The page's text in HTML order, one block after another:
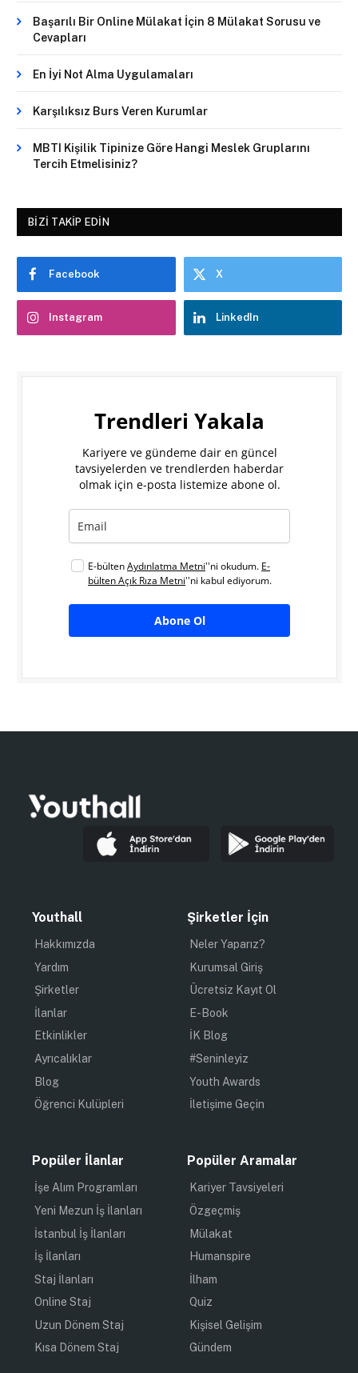
Başarılı Bir Online Mülakat İçin 8 Mülakat Sorusu ve
Cevapları
En İyi Not Alma Uygulamaları
Karşılıksız Burs Veren Kurumlar
MBTI Kişilik Tipinize Göre Hangi Meslek Gruplarını
Tercih Etmelisiniz?
BIZI TAKIP EDIN
Facebook X
Instagram LinkedIn
Trendleri Yakala
Kariyere ve gündeme dair en güncel
tavsiyelerden ve trendlerden haberdar
olmak için e-posta listemize abone ol.
E-bültenAydınlatma Metni''ni okudum. E-
bülten Açık Rıza Metni''ni kabul ediyorum.
Abone Ol
Youthall
Hakkımızda
Yardım
Şirketler
İlanlar
Etkinlikler
Ayrıcalıklar
Blog
Öğrenci Kulüpleri
Şirketler İçin
Neler Yaparız?
Kurumsal Giriş
Ücretsiz Kayıt Ol
E-Book
İK Blog
#Seninleyiz
Youth Awards
İletişime Geçin
Popüler İlanlar
İşe Alım Programları
Yeni Mezun İş İlanları
İstanbul İş İlanları
İş İlanları
Staj İlanları
Online Staj
Uzun Dönem Staj
Kısa Dönem Staj
Popüler Aramalar
Kariyer Tavsiyeleri
Özgeçmiş
Mülakat
Humanspire
İlham
Quiz
Kişisel Gelişim
Gündem